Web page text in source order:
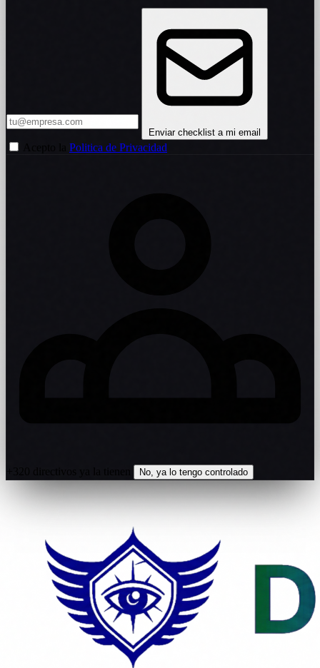
Enviar checklist a mi email
Politica de Privacidad
No, ya lo tengo controlado